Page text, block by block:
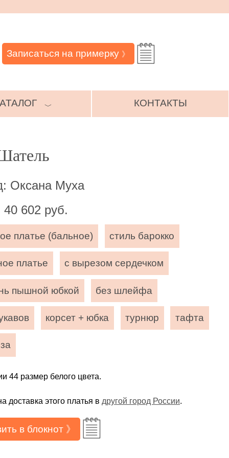
Записаться на примерку 》
﹀ КОНТАКТЫ
Оксана Муха
602 руб.
платье (бальное) стиль барокко
платье с вырезом сердечком
пышной юбкой без шлейфа
корсет + юбка турнюр тафта
44 размер белого цвета.
доставка этого платья в другой город России.
в блокнот 》